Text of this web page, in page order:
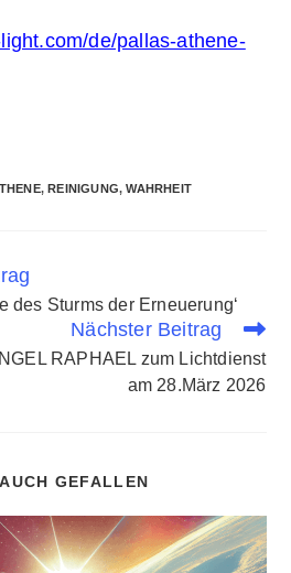
de/pallas-athene-
, REINIGUNG, WAHRHEIT
des Sturms der Erneuerung‘
Nächster Beitrag
RAPHAEL zum Lichtdienst
am 28.März 2026
GEFALLEN